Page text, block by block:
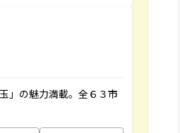
」の魅力満載。全６３市